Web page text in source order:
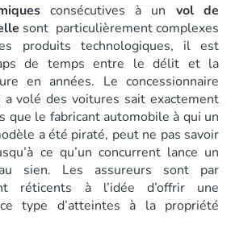
consécutives à un vol de
sont particulièrement complexes
produits technologiques, il est
de temps entre le délit et la
en années. Le concessionnaire
volé des voitures sait exactement
que le fabricant automobile à qui un
a été piraté, peut ne pas savoir
ce qu’un concurrent lance un
sien. Les assureurs sont par
réticents à l’idée d’offrir une
type d’atteintes à la propriété